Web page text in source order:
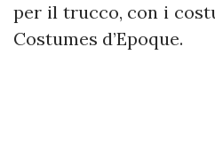
per il trucco, con i
Costumes d’Epoque.